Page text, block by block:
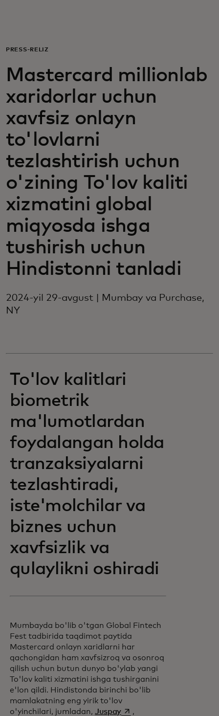
Biznes uchun
Butun dunyo uchun
Innovatorlar uchun
Yangiliklar va trendlar
PRESS-RELIZ
Mastercard millionlab
xaridorlar uchun
xavfsiz onlayn
to'lovlarni
tezlashtirish uchun
o'zining To'lov kaliti
xizmatini global
miqyosda ishga
tushirish uchun
Hindistonni tanladi
2024-yil 29-avgust | Mumbay va Purchase,
NY
To'lov kalitlari
biometrik
ma'lumotlardan
foydalangan holda
tranzaksiyalarni
tezlashtiradi,
iste'molchilar va
biznes uchun
xavfsizlik va
qulaylikni oshiradi
Mumbayda bo'lib o'tgan Global Fintech
Fest tadbirida taqdimot paytida
Mastercard onlayn xaridlarni har
qachongidan ham xavfsizroq va osonroq
qilish uchun butun dunyo bo'ylab yangi
To'lov kaliti xizmatini ishga tushirganini
e'lon qildi. Hindistonda birinchi bo'lib
mamlakatning eng yirik to'lov
o'yinchilari, jumladan, Juspayopens in a new tab
,